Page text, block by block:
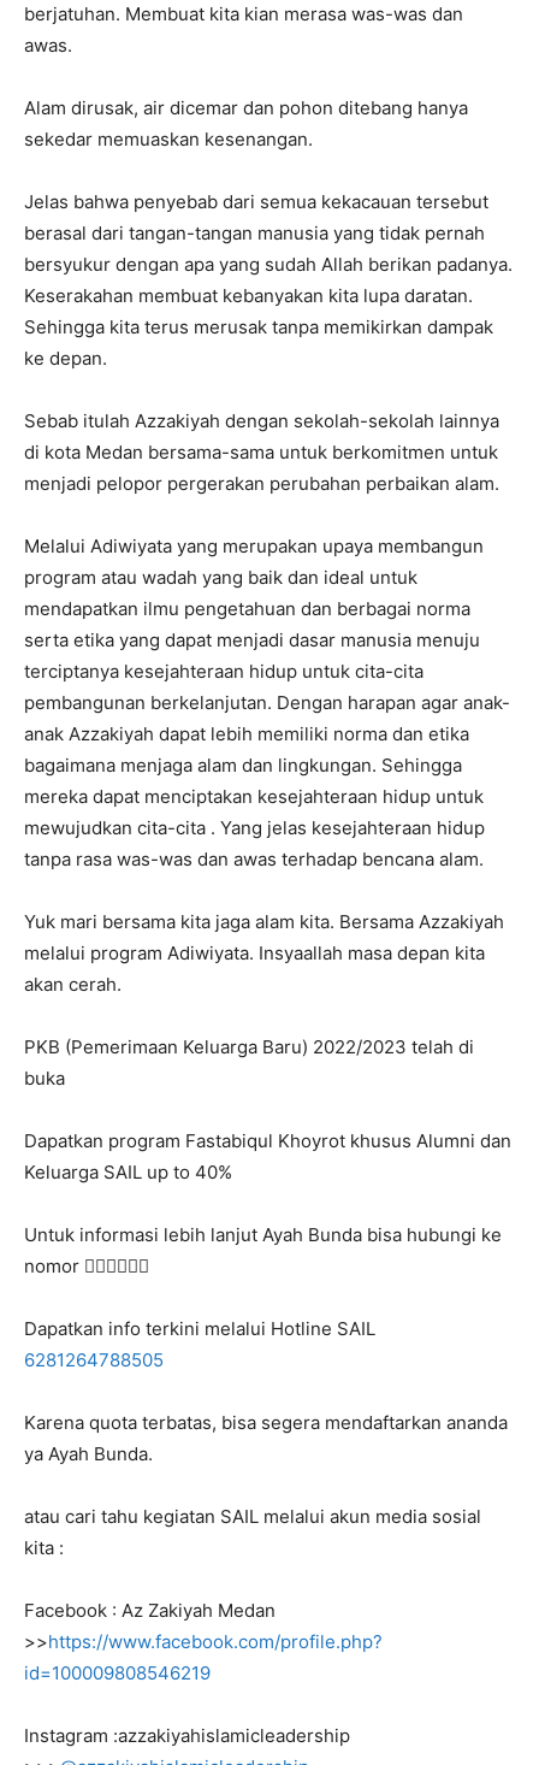
berjatuhan. Membuat kita kian merasa was-was dan
awas.
Alam dirusak, air dicemar dan pohon ditebang hanya
sekedar memuaskan kesenangan.
Jelas bahwa penyebab dari semua kekacauan tersebut
berasal dari tangan-tangan manusia yang tidak pernah
bersyukur dengan apa yang sudah Allah berikan padanya.
Keserakahan membuat kebanyakan kita lupa daratan.
Sehingga kita terus merusak tanpa memikirkan dampak
ke depan.
Sebab itulah Azzakiyah dengan sekolah-sekolah lainnya
di kota Medan bersama-sama untuk berkomitmen untuk
menjadi pelopor pergerakan perubahan perbaikan alam.
Melalui Adiwiyata yang merupakan upaya membangun
program atau wadah yang baik dan ideal untuk
mendapatkan ilmu pengetahuan dan berbagai norma
serta etika yang dapat menjadi dasar manusia menuju
terciptanya kesejahteraan hidup untuk cita-cita
pembangunan berkelanjutan. Dengan harapan agar anak-
anak Azzakiyah dapat lebih memiliki norma dan etika
bagaimana menjaga alam dan lingkungan. Sehingga
mereka dapat menciptakan kesejahteraan hidup untuk
mewujudkan cita-cita . Yang jelas kesejahteraan hidup
tanpa rasa was-was dan awas terhadap bencana alam.
Yuk mari bersama kita jaga alam kita. Bersama Azzakiyah
melalui program Adiwiyata. Insyaallah masa depan kita
akan cerah.
PKB (Pemerimaan Keluarga Baru) 2022/2023 telah di
buka
Dapatkan program Fastabiqul Khoyrot khusus Alumni dan
Keluarga SAIL up to 40%
Untuk informasi lebih lanjut Ayah Bunda bisa hubungi ke
nomor 👇🏻👇🏻👇🏻
Dapatkan info terkini melalui Hotline SAIL
6281264788505
Karena quota terbatas, bisa segera mendaftarkan ananda
ya Ayah Bunda.
atau cari tahu kegiatan SAIL melalui akun media sosial
kita :
Facebook : Az Zakiyah Medan
>>https://www.facebook.com/profile.php?
id=100009808546219
Instagram :azzakiyahislamicleadership